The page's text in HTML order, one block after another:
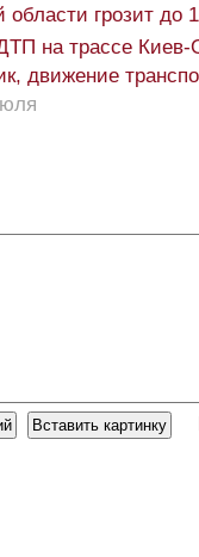
грозит до
на трассе Киев-
движение